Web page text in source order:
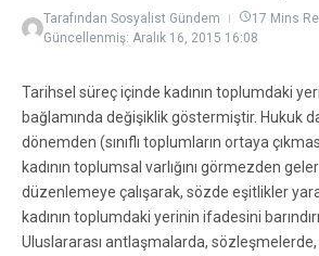
Tarafından Sosyalist Gündem
17 Mins
Güncellenmiş: Aralık 16, 2015 16:08
Tarihsel süreç içinde kadının toplumdaki
bağlamında değişiklik göstermiştir. Hukuk da
dönemden (sınıflı toplumların ortaya
kadının toplumsal varlığını görmezden
düzenlemeye çalışarak, sözde eşitlikler
kadının toplumdaki yerinin ifadesini
Uluslararası antlaşmalarda,